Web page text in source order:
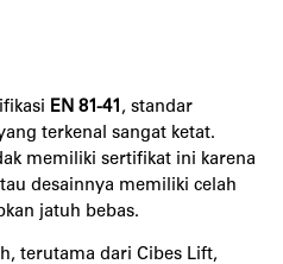
EN 81-41 , standar
terkenal sangat ketat.
memiliki sertifikat ini karena
desainnya memiliki celah
jatuh bebas.
terutama dari Cibes Lift,